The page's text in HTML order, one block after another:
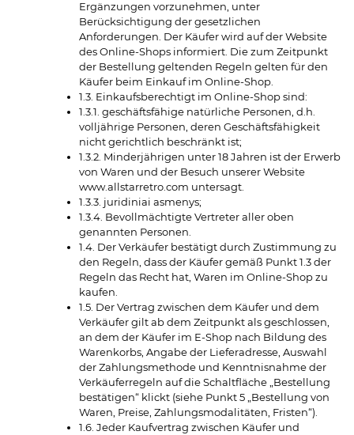
Ergänzungen vorzunehmen, unter
Berücksichtigung der gesetzlichen
Anforderungen. Der Käufer wird auf der Website
des Online-Shops informiert. Die zum Zeitpunkt
der Bestellung geltenden Regeln gelten für den
Käufer beim Einkauf im Online-Shop.
1.3. Einkaufsberechtigt im Online-Shop sind:
1.3.1. geschäftsfähige natürliche Personen, d.h.
volljährige Personen, deren Geschäftsfähigkeit
nicht gerichtlich beschränkt ist;
1.3.2. Minderjährigen unter 18 Jahren ist der Erwerb
von Waren und der Besuch unserer Website
www.allstarretro.com untersagt.
1.3.3. juridiniai asmenys;
1.3.4. Bevollmächtigte Vertreter aller oben
genannten Personen.
1.4. Der Verkäufer bestätigt durch Zustimmung zu
den Regeln, dass der Käufer gemäß Punkt 1.3 der
Regeln das Recht hat, Waren im Online-Shop zu
kaufen.
1.5. Der Vertrag zwischen dem Käufer und dem
Verkäufer gilt ab dem Zeitpunkt als geschlossen,
an dem der Käufer im E-Shop nach Bildung des
Warenkorbs, Angabe der Lieferadresse, Auswahl
der Zahlungsmethode und Kenntnisnahme der
Verkäuferregeln auf die Schaltfläche „Bestellung
bestätigen“ klickt (siehe Punkt 5 „Bestellung von
Waren, Preise, Zahlungsmodalitäten, Fristen“).
1.6. Jeder Kaufvertrag zwischen Käufer und